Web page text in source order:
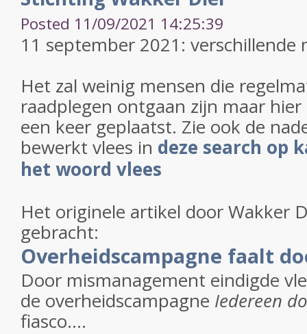
Posted 11/09/2021 14:25:39
11 september 2021: verschillende
Het zal weinig mensen die
raadplegen ontgaan zijn maar
een keer geplaatst. Zie ook de
bewerkt vlees in deze search op
het woord vlees
Het originele artikel door Wakker
gebracht:
Overheidscampagne faalt
Door mismanagement eindigde
de overheidscampagne Iedereen
fiasco....